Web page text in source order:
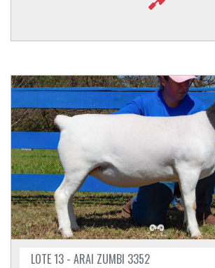
LOTE 13 - ARAI ZUMBI 3352